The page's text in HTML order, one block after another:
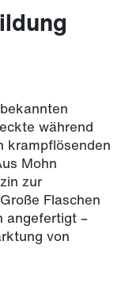
während
krampflösenden
Mohn
zur
Flaschen
angefertigt –
von